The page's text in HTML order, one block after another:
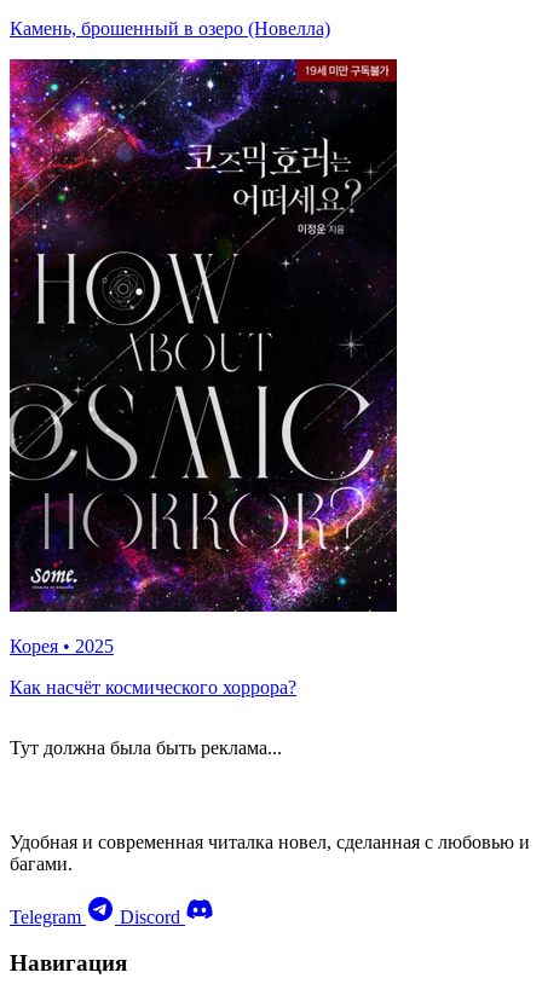
Камень, брошенный в озеро (Новелла)
Корея • 2025
Как насчёт космического хоррора?
Тут должна была быть реклама...
Удобная и современная читалка новел, сделанная с любовью и
багами.
Telegram Discord
Навигация